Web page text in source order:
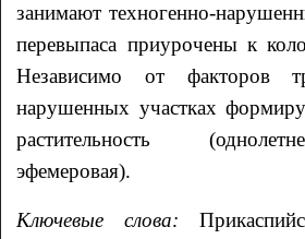
занимают техногенно-
перевыпаса приурочены к
Независимо от факторов
нарушенных участках
растительность
эфемеровая).
Ключевые слова: